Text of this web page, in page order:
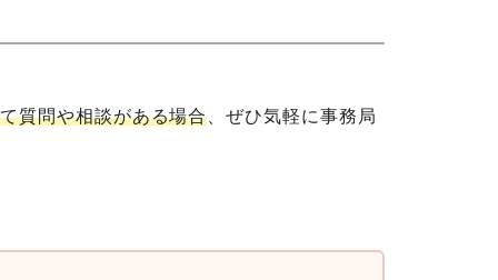
質問や相談がある場合 、ぜひ気軽に事務局